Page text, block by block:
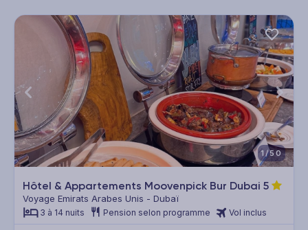
1/50
Hôtel & Appartements Moovenpick Bur Dubai 5
Voyage Emirats Arabes Unis - Dubaï
3 à 14 nuits Pension selon programme Vol inclus